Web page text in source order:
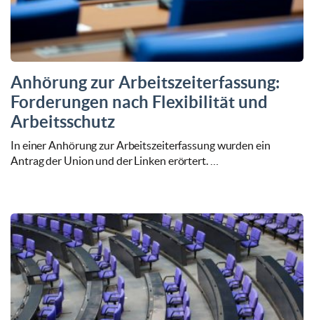
Anhörung zur Arbeitszeiterfassung:
Forderungen nach Flexibilität und
Arbeitsschutz
In einer Anhörung zur Arbeitszeiterfassung wurden ein
Antrag der Union und der Linken erörtert. …